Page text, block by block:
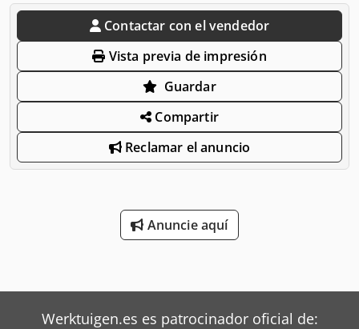
Contactar con el vendedor
Vista previa de impresión
Guardar
Compartir
Reclamar el anuncio
Anuncie aquí
Werktuigen.es es patrocinador oficial de: